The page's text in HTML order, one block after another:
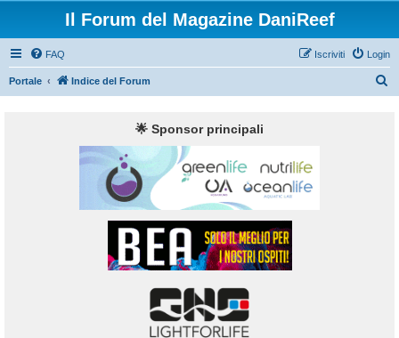
Il Forum del Magazine DaniReef
FAQ Login
Iscriviti
Portale Indice del Forum
🌟 Sponsor principali